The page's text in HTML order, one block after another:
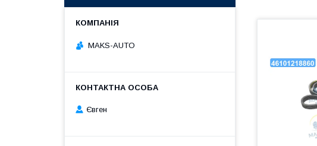
MAKS-AUTO
Євген